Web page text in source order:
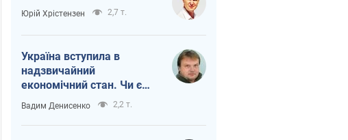
Юрій Хрістензен 2,7 т.
Україна вступила в
надзвичайний
економічний стан. Чи є
світло вкінці тунелю?
Вадим Денисенко 2,2 т.